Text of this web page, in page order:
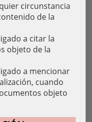
circunstancia
de la
a citar la
objeto de la
a mencionar
cuando
objeto